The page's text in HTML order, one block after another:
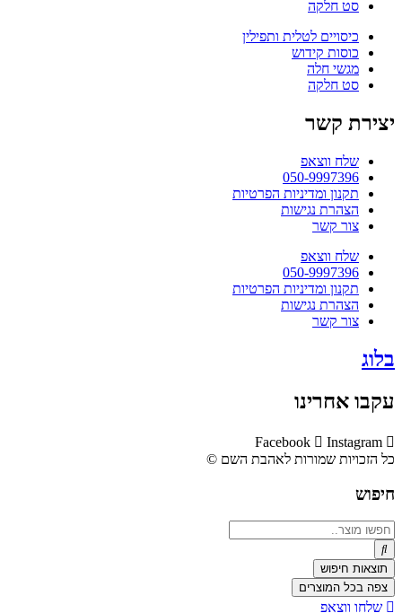
סט חלקה
כיסויים לטלית ותפילין
כוסות קידוש
מגשי חלה
סט חלקה
יצירת קשר
שלח ווצאפ
050-9997396
תקנון ומדיניות הפרטיות
הצהרת נגישות
צור קשר
שלח ווצאפ
050-9997396
תקנון ומדיניות הפרטיות
הצהרת נגישות
צור קשר
בלוג
עקבו אחרינו
Facebook
Instagram
כל הזכויות שמורות לאהבת השם ©​
חיפוש
Search
...
תוצאות חיפוש
צפה בכל המוצרים
שלחו ווצאפ